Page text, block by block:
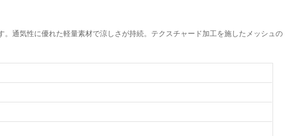
通気性に優れた軽量素材で涼しさが持続。テクスチャード加工を施したメッシュの